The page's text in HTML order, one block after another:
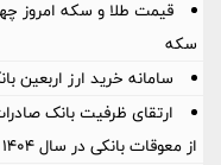
سکه
سامانه خرید ارز
از معوقات بانکی در سال ۱۴۰۴